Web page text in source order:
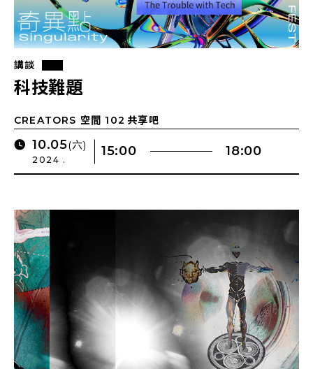
講談
科技難題
CREATORS 空間 102 共享吧
10.05(六)
2024 .
15:00 18:00